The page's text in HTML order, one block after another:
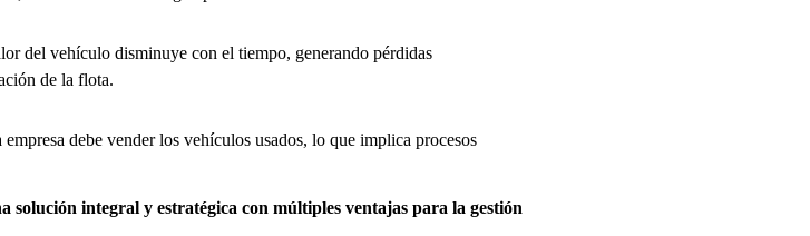
del vehículo disminuye con el tiempo, generando pérdidas
de la flota.
debe vender los vehículos usados, lo que implica procesos
integral y estratégica con múltiples ventajas para la gestión